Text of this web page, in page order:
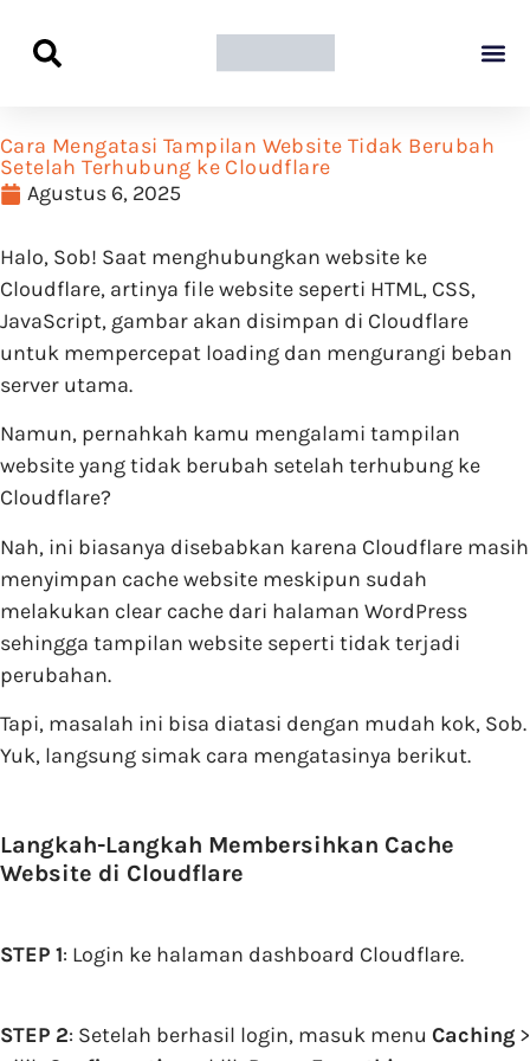
Cara Mengatasi Tampilan Website Tidak Berubah
Setelah Terhubung ke Cloudflare
Agustus 6, 2025
Halo, Sob! Saat menghubungkan website ke
Cloudflare, artinya file website seperti HTML, CSS,
JavaScript, gambar akan disimpan di Cloudflare
untuk mempercepat loading dan mengurangi beban
server utama.
Namun, pernahkah kamu mengalami tampilan
website yang tidak berubah setelah terhubung ke
Cloudflare?
Nah, ini biasanya disebabkan karena Cloudflare masih
menyimpan cache website meskipun sudah
melakukan clear cache dari halaman WordPress
sehingga tampilan website seperti tidak terjadi
perubahan.
Tapi, masalah ini bisa diatasi dengan mudah kok, Sob.
Yuk, langsung simak cara mengatasinya berikut.
Langkah-Langkah Membersihkan Cache
Website di Cloudflare
STEP 1: Login ke halaman dashboard Cloudflare.
STEP 2: Setelah berhasil login, masuk menu Caching >